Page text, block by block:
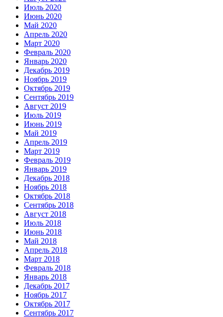
Июль 2020
Июнь 2020
Май 2020
Апрель 2020
Март 2020
Февраль 2020
Январь 2020
Декабрь 2019
Ноябрь 2019
Октябрь 2019
Сентябрь 2019
Август 2019
Июль 2019
Июнь 2019
Май 2019
Апрель 2019
Март 2019
Февраль 2019
Январь 2019
Декабрь 2018
Ноябрь 2018
Октябрь 2018
Сентябрь 2018
Август 2018
Июль 2018
Июнь 2018
Май 2018
Апрель 2018
Март 2018
Февраль 2018
Январь 2018
Декабрь 2017
Ноябрь 2017
Октябрь 2017
Сентябрь 2017